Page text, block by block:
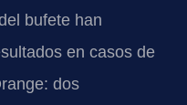
bufete han
en casos de
dos